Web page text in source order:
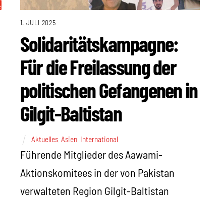
1. JULI 2025
Solidaritätskampagne:
Für die Freilassung der
politischen Gefangenen in
Gilgit-Baltistan
Aktuelles, Asien, International
Führende Mitglieder des Aawami-
Aktionskomitees in der von Pakistan
verwalteten Region Gilgit-Baltistan